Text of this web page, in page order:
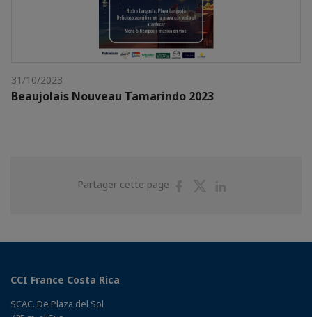
31/10/2023
Beaujolais Nouveau Tamarindo 2023
Partager cette page
PartagerPartager
CCI France Costa Rica
SCAC. De Plaza del Sol